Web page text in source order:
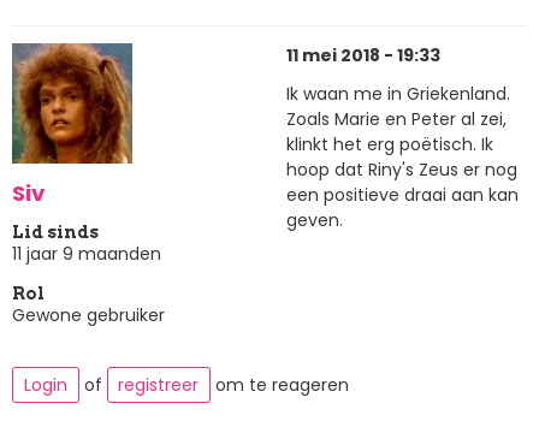
Siv
Lid sinds
11 jaar 9 maanden
Rol
Gewone gebruiker
11 mei 2018 - 19:33
Ik waan me in Griekenland.
Zoals Marie en Peter al zei,
klinkt het erg poëtisch. Ik
hoop dat Riny's Zeus er nog
een positieve draai aan kan
geven.
Login of registreer om te reageren